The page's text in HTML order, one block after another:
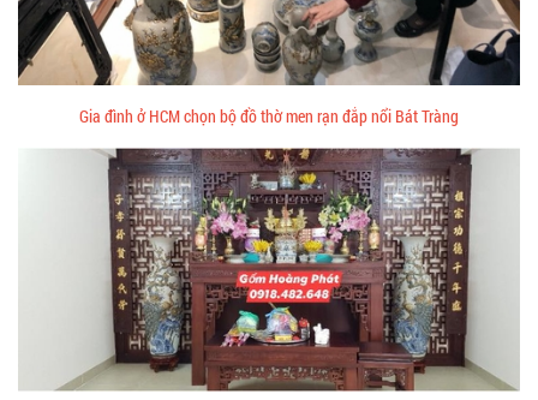
Gia đình ở HCM chọn bộ đồ thờ men rạn đắp nổi Bát Tràng